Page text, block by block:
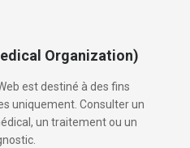
Organization)
est destiné à des fins
uniquement. Consulter un
un traitement ou un